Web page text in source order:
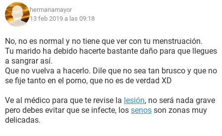
hermanamayor
13 feb 2019 a las 09:18
No, no es normal y no tiene que ver con tu menstruación.
Tu marido ha debido hacerte bastante daño para que llegues
a sangrar así.
Que no vuelva a hacerlo. Dile que no sea tan brusco y que no
se fije tanto en el porno, que no es de verdad XD
Ve al médico para que te revise la lesión, no será nada grave
pero debes evitar que se infecte, los senos son zonas muy
delicadas.